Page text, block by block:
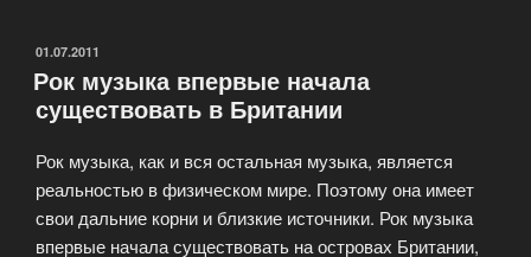
версией
альбома
Album»»
ОПУБЛИКОВАНО
01.07.2011
Рок музыка впервые начала
существовать в Британии
Рок музыка, как и вся остальная музыка, является
реальностью в физическом мире. Поэтому она имеет
свои дальние корни и близкие источники. Рок музыка
впервые начала существовать на островах Британии,